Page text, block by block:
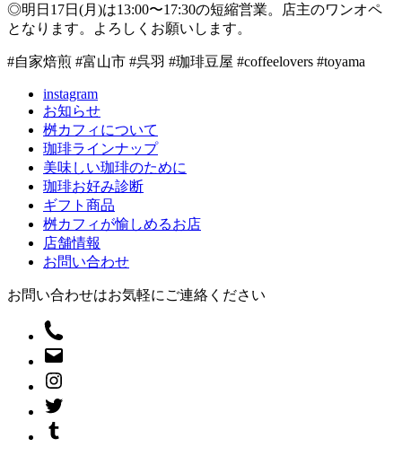
◎明日17日(月)は13:00〜17:30の短縮営業。店主のワンオペ
となります。よろしくお願いします。
#自家焙煎 #富山市 #呉羽 #珈琲豆屋 #coffeelovers #toyama
instagram
お知らせ
桝カフィについて
珈琲ラインナップ
美味しい珈琲のために
珈琲お好み診断
ギフト商品
桝カフィが愉しめるお店
店舗情報
お問い合わせ
お問い合わせはお気軽にご連絡ください